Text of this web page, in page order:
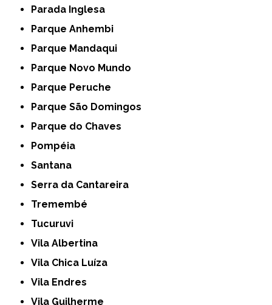
Parada Inglesa
Parque Anhembi
Parque Mandaqui
Parque Novo Mundo
Parque Peruche
Parque São Domingos
Parque do Chaves
Pompéia
Santana
Serra da Cantareira
Tremembé
Tucuruvi
Vila Albertina
Vila Chica Luíza
Vila Endres
Vila Guilherme